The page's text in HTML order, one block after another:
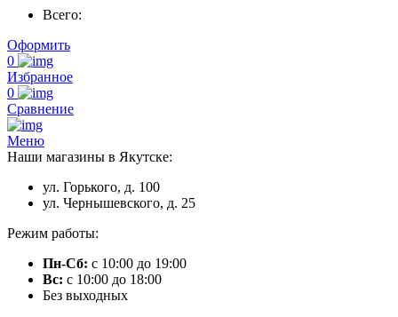
Всего:
Оформить
0
Избранное
0
Сравнение
Меню
Наши магазины в Якутске:
ул. Горького, д. 100
ул. Чернышевского, д. 25
Режим работы:
Пн-Сб: с 10:00 до 19:00
Вс: с 10:00 до 18:00
Без выходных